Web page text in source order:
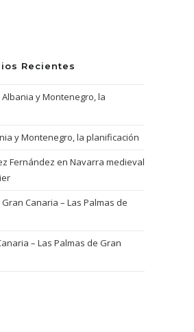
Recientes
Albania y Montenegro, la
y Montenegro, la planificación
Fernández en Navarra medieval
Gran Canaria – Las Palmas de
– Las Palmas de Gran